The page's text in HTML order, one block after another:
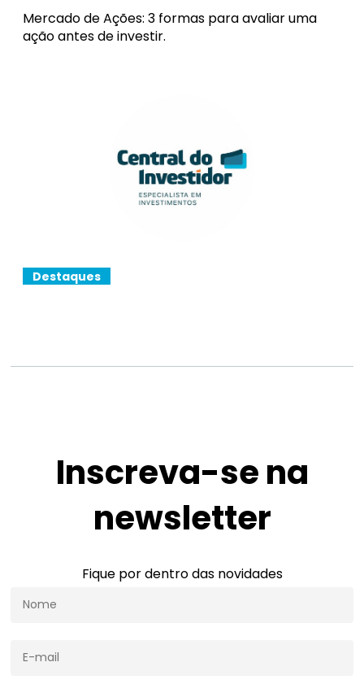
Mercado de Ações: 3 formas para avaliar uma
ação antes de investir.
Destaques
Inscreva-se na
newsletter
Fique por dentro das novidades